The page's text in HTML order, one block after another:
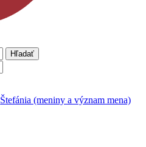
Štefánia (meniny a význam mena)